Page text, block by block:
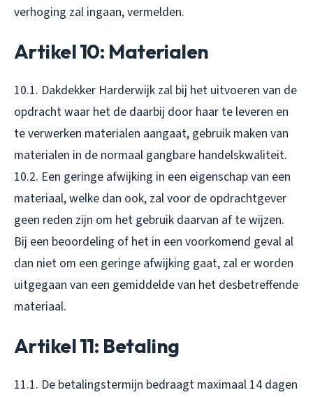
verhoging zal ingaan, vermelden.
Artikel 10: Materialen
10.1. Dakdekker Harderwijk zal bij het uitvoeren van de
opdracht waar het de daarbij door haar te leveren en
te verwerken materialen aangaat, gebruik maken van
materialen in de normaal gangbare handelskwaliteit.
10.2. Een geringe afwijking in een eigenschap van een
materiaal, welke dan ook, zal voor de opdrachtgever
geen reden zijn om het gebruik daarvan af te wijzen.
Bij een beoordeling of het in een voorkomend geval al
dan niet om een geringe afwijking gaat, zal er worden
uitgegaan van een gemiddelde van het desbetreffende
materiaal.
Artikel 11: Betaling
11.1. De betalingstermijn bedraagt maximaal 14 dagen